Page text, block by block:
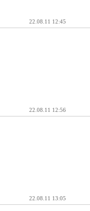
22.08.11 12:45
22.08.11 12:56
22.08.11 13:05